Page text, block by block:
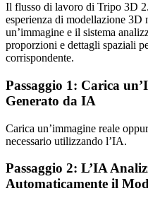
Il flusso di lavoro di Tripo 3D
esperienza di modellazione 3D
un’immagine e il sistema
proporzioni e dettagli spaziali
corrispondente.
Passaggio 1: Carica
Generato da IA
Carica un’immagine reale
necessario utilizzando l’IA.
Passaggio 2: L’IA
Automaticamente il